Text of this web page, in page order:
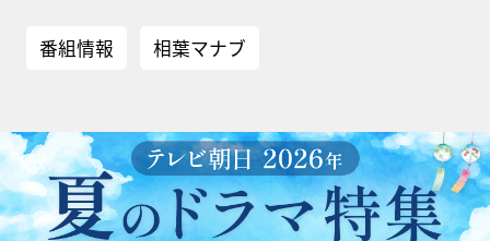
番組情報 相葉マナブ